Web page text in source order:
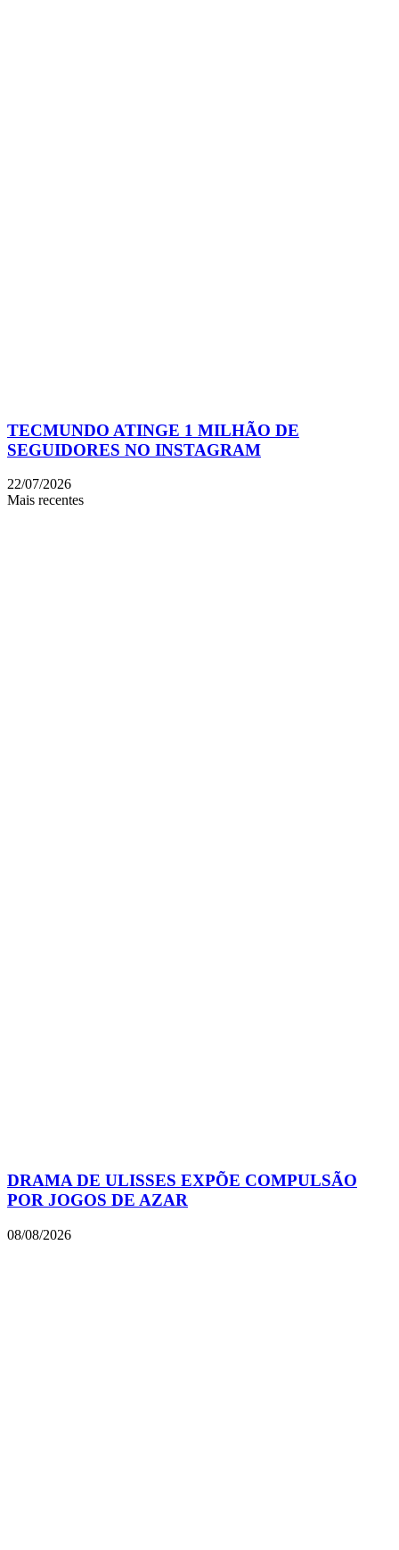
TECMUNDO ATINGE 1 MILHÃO DE
SEGUIDORES NO INSTAGRAM
22/07/2026
Mais recentes
DRAMA DE ULISSES EXPÕE COMPULSÃO
POR JOGOS DE AZAR
08/08/2026